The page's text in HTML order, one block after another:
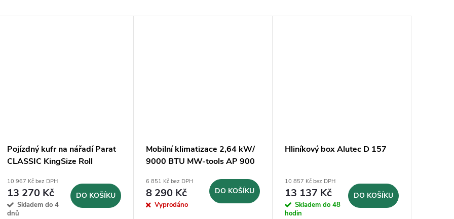
Pojízdný kufr na nářadí Parat
CLASSIC KingSize Roll
10 967 Kč bez DPH
13 270 Kč
Skladem do 4
dnů
DO KOŠÍKU
Mobilní klimatizace 2,64 kW/
9000 BTU MW-tools AP 900
6 851 Kč bez DPH
8 290 Kč
Vyprodáno
DO KOŠÍKU
Hliníkový box Alutec D 157
10 857 Kč bez DPH
13 137 Kč
Skladem do 48
hodin
DO KOŠÍKU